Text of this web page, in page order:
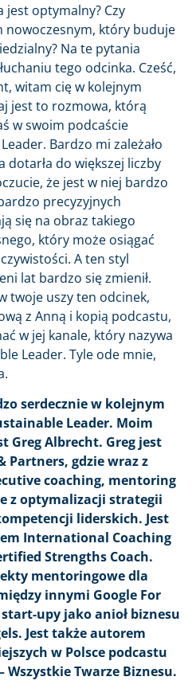
jest optymalny? Czy
nowoczesnym, który buduje
Na te pytania
tego odcinka. Cześć,
witam cię w kolejnym
jest to rozmowa, którą
w swoim podcaście
Bardzo mi zależało
dotarła do większej liczby
że jest w niej bardzo
precyzyjnych
się na obraz takiego
który może osiągać
A ten styl
lat bardzo się zmienił.
twoje uszy ten odcinek,
z Anną i kopią podcastu,
w jej kanale, który nazywa
Leader. Tyle ode mnie,
serdecznie w kolejnym
Leader. Moim
Greg Albrecht. Greg jest
Partners, gdzie wraz z
coaching, mentoring
z optymalizacji strategii
liderskich. Jest
International Coaching
Strengths Coach.
mentoringowe dla
innymi Google For
upy jako anioł biznesu
Jest także autorem
w Polsce podcastu
Wszystkie Twarze Biznesu.